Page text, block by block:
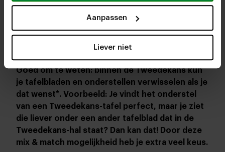
Aanpassen
Liever niet
zodat je ze de volgende zaterdag op kunt halen.
Neem eventueel zelf verpakkings- en
beschermingsmateriaal mee.
Goed om te weten: binnen de Tweedekans kun
je tafelbladen en onderstellen verwisselen als je
dat wenst*. Voorbeeld: Je vindt het onderstel
van een Tweedekans-tafel perfect, maar je ziet
die liever onder een ander tafelblad dat in de
Tweedekans-hal staat? Dan kan dat! Door deze
mix & match mogelijkheid heb je extra veel keus.